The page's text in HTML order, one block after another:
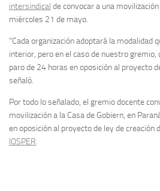
intersindical de convocar a una
miércoles 21 de mayo.
“Cada organización adoptará la modalidad
interior, pero en el caso de nuestro gremio,
paro de 24 horas en oposición al proyecto
señaló.
Por todo lo señalado, el gremio docente
movilización a la Casa de Gobiern, en
en oposición al proyecto de ley de creación
IOSPER.